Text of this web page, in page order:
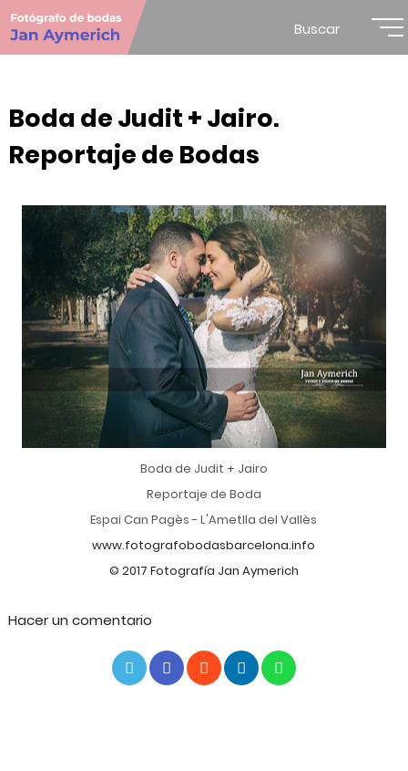
Buscar
Boda de Judit + Jairo.
Reportaje de Bodas
Boda de Judit + Jairo
Reportaje de Boda
Espai Can Pagès - L'Ametlla del Vallès
www.fotografobodasbarcelona.info
© 2017 Fotografía Jan Aymerich
Hacer un comentario